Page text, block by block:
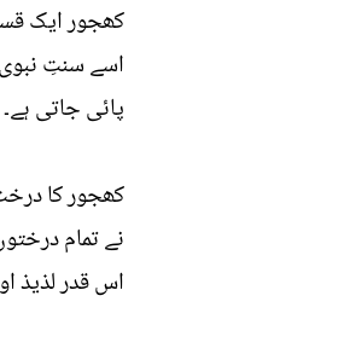
کھجور ایک
اسے سنتِ
پائی جاتی ہے۔
کھجور کا
نے تمام
اس قدر لذیذ